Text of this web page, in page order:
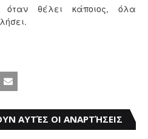
όταν θέλει κάποιος, όλα
ΑΥΤΈΣ ΟΙ ΑΝΑΡΤΉΣΕΙΣ